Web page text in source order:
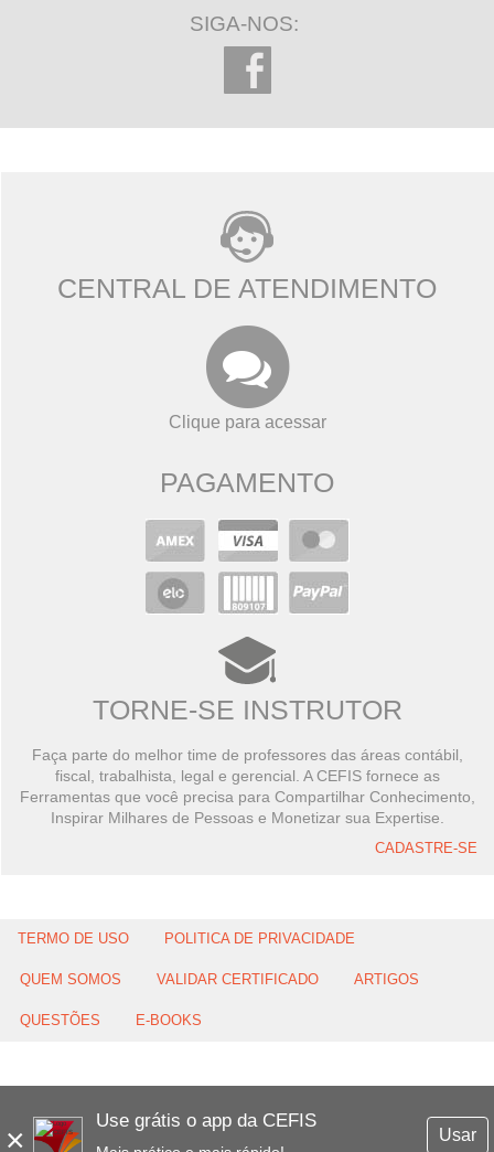
×
Use grátis o app da CEFIS
Usar
SIGA-NOS:
CENTRAL DE ATENDIMENTO
Clique para acessar
PAGAMENTO
TORNE-SE INSTRUTOR
Faça parte do melhor time de professores das áreas contábil,
fiscal, trabalhista, legal e gerencial. A CEFIS fornece as
Ferramentas que você precisa para Compartilhar Conhecimento,
Inspirar Milhares de Pessoas e Monetizar sua Expertise.
CADASTRE-SE
TERMO DE USO POLITICA DE PRIVACIDADE
QUEM SOMOS VALIDAR CERTIFICADO ARTIGOS
QUESTÕES E-BOOKS